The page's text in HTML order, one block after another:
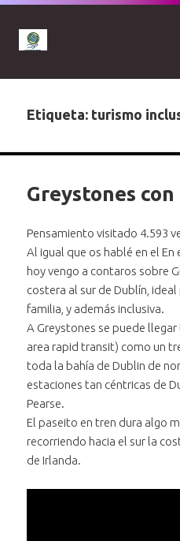
Etiqueta: turismo
Greystones con
Pensamiento visitado 4.593
Al igual que os hablé en el En
hoy vengo a contaros sobre
costera al sur de Dublín,
familia, y además inclusiva.
A Greystones se puede
area rapid transit) como un
toda la bahía de Dublin de
estaciones tan céntricas de
Pearse.
El paseito en tren dura algo
recorriendo hacia el sur la
de Irlanda.